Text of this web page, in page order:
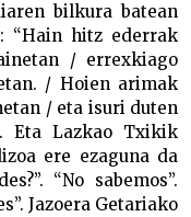
bilkura batean
“Hain hitz ederrak
/ errexkiago
/ Hoien arimak
/ eta isuri duten
Eta Lazkao Txikik
ere ezaguna da
“No sabemos”.
Jazoera Getariako